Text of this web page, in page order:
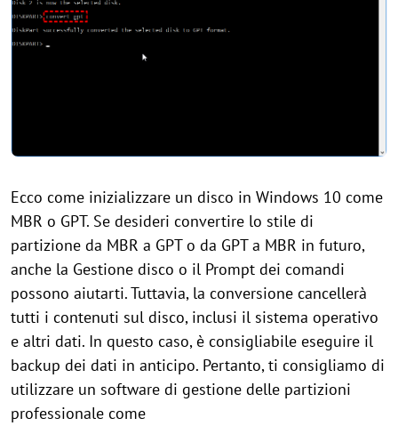
Ecco come inizializzare un disco in Windows 10 come
MBR o GPT. Se desideri convertire lo stile di
partizione da MBR a GPT o da GPT a MBR in futuro,
anche la Gestione disco o il Prompt dei comandi
possono aiutarti. Tuttavia, la conversione cancellerà
tutti i contenuti sul disco, inclusi il sistema operativo
e altri dati. In questo caso, è consigliabile eseguire il
backup dei dati in anticipo. Pertanto, ti consigliamo di
utilizzare un software di gestione delle partizioni
professionale come